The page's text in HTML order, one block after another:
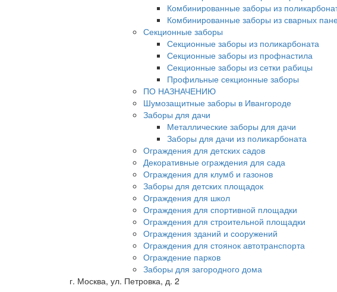
Комбинированные заборы из
Комбинированные заборы из сварных
Секционные заборы
Секционные заборы из поликарбоната
Секционные заборы из профнастила
Секционные заборы из сетки рабицы
Профильные секционные заборы
ПО НАЗНАЧЕНИЮ
Шумозащитные заборы в Ивангороде
Заборы для дачи
Металлические заборы для дачи
Заборы для дачи из поликарбоната
Ограждения для детских садов
Декоративные ограждения для сада
Ограждения для клумб и газонов
Заборы для детских площадок
Ограждения для школ
Ограждения для спортивной площадки
Ограждения для строительной площадки
Ограждения зданий и сооружений
Ограждения для стоянок автотранспорта
Ограждение парков
Заборы для загородного дома
г. Москва, ул. Петровка, д. 2